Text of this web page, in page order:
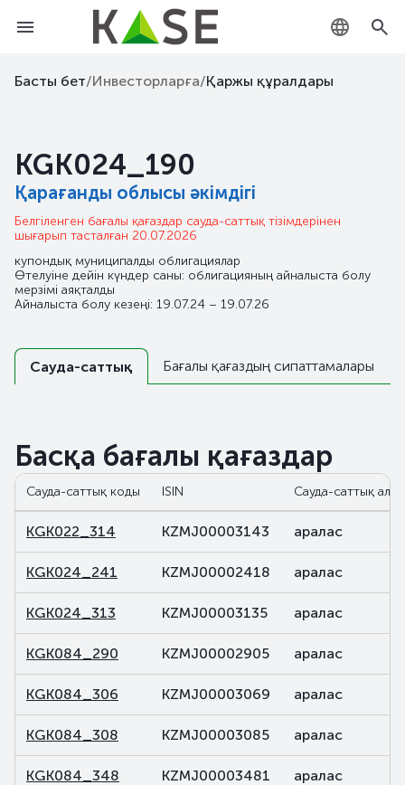
KZ
Басты бет/Инвесторларға/Қаржы құралдары
KGK024_190
Қарағанды облысы әкімдігі
Белгіленген бағалы қағаздар сауда-саттық тізімдерінен
шығарып тасталған 20.07.2026
купондық муниципалды облигациялар
Өтелуіне дейін күндер саны: облигацияның айналыста болу
мерзімі аяқталды
Айналыста болу кезеңі: 19.07.24 – 19.07.26
Сауда-саттық Бағалы қағаздың сипаттамалары
Басқа бағалы қағаздар
Сауда-саттық коды ISIN Сауда-саттық алаң
KGK022_314 KZMJ00003143 аралас
KGK024_241 KZMJ00002418 аралас
KGK024_313 KZMJ00003135 аралас
KGK084_290 KZMJ00002905 аралас
KGK084_306 KZMJ00003069 аралас
KGK084_308 KZMJ00003085 аралас
KGK084_348 KZMJ00003481 аралас